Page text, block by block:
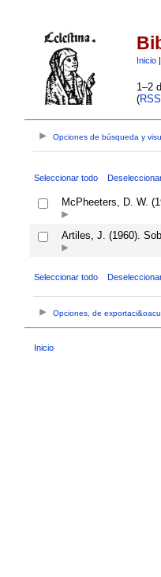
Inicio|
1–2
(RSS
Opciones de búsqueda y
Seleccionar todo
McPheeters, D. W.
Artiles, J. (1960).
Seleccionar todo
Opciones, de
Inicio